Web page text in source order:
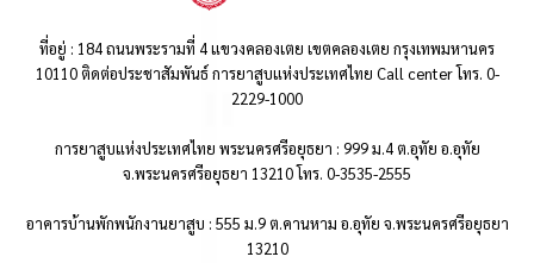
ที่อยู่ : 184 ถนนพระรามที่ 4 แขวงคลองเตย เขตคลองเตย กรุงเทพมหานคร
10110 ติดต่อประชาสัมพันธ์ การยาสูบแห่งประเทศไทย Call center โทร. 0-
2229-1000
การยาสูบแห่งประเทศไทย พระนครศรีอยุธยา : 999 ม.4 ต.อุทัย อ.อุทัย
จ.พระนครศรีอยุธยา 13210 โทร. 0-3535-2555
อาคารบ้านพักพนักงานยาสูบ : 555 ม.9 ต.คานหาม อ.อุทัย จ.พระนครศรีอยุธยา
13210